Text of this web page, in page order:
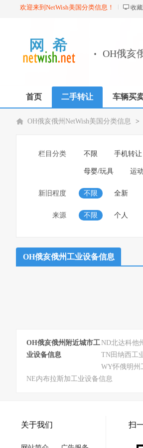
欢迎来到NetWish美国分类信息！ 收
· OH俄亥
首页 二手转让 车辆买
OH俄亥俄州NetWish美国分类信息 >
栏目分类 不限 手机转让
母婴/玩具 运
新旧程度 不限 全新
来源 不限 个人
OH俄亥俄州工业设备信息
OH俄亥俄州附近城市工
业设备信息
ND北达科他
TN田纳西工
WY怀俄明州
NE内布拉斯加工业设备信息
关于我们 扫